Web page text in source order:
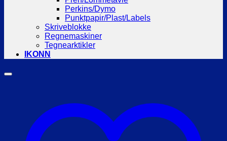
Perkins/Dymo
Punktpapir/Plast/Labels
Skriveblokke
Regnemaskiner
Tegnearktikler
IKONN